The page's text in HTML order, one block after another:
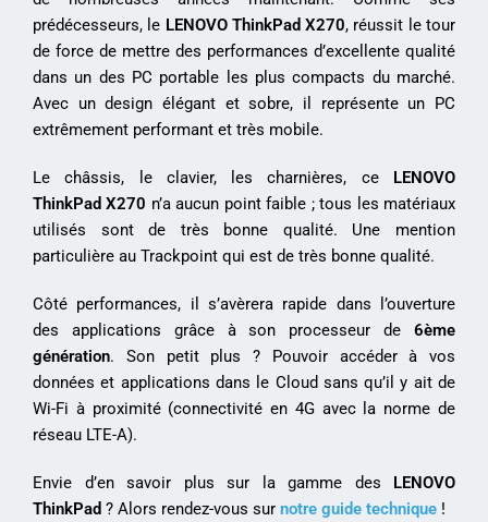
prédécesseurs, le LENOVO ThinkPad X270, réussit le tour
de force de mettre des performances d’excellente qualité
dans un des PC portable les plus compacts du marché.
Avec un design élégant et sobre, il représente un PC
extrêmement performant et très mobile.
Le châssis, le clavier, les charnières, ce LENOVO
ThinkPad X270 n’a aucun point faible ; tous les matériaux
utilisés sont de très bonne qualité. Une mention
particulière au Trackpoint qui est de très bonne qualité.
Côté performances, il s’avèrera rapide dans l’ouverture
des applications grâce à son processeur de 6ème
génération. Son petit plus ? Pouvoir accéder à vos
données et applications dans le Cloud sans qu’il y ait de
Wi-Fi à proximité (connectivité en 4G avec la norme de
réseau LTE-A).
Envie d’en savoir plus sur la gamme des LENOVO
ThinkPad ? Alors rendez-vous sur notre guide technique !